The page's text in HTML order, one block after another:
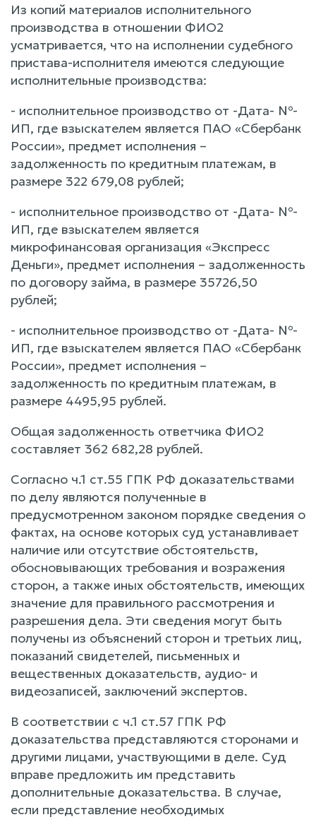
Из копий материалов исполнительного
производства в отношении ФИО2
усматривается, что на исполнении судебного
пристава-исполнителя имеются следующие
исполнительные производства:
- исполнительное производство от -Дата- №-
ИП, где взыскателем является ПАО «Сбербанк
России», предмет исполнения –
задолженность по кредитным платежам, в
размере 322 679,08 рублей;
- исполнительное производство от -Дата- №-
ИП, где взыскателем является
микрофинансовая организация «Экспресс
Деньги», предмет исполнения – задолженность
по договору займа, в размере 35726,50
рублей;
- исполнительное производство от -Дата- №-
ИП, где взыскателем является ПАО «Сбербанк
России», предмет исполнения –
задолженность по кредитным платежам, в
размере 4495,95 рублей.
Общая задолженность ответчика ФИО2
составляет 362 682,28 рублей.
Согласно ч.1 ст.55 ГПК РФ доказательствами
по делу являются полученные в
предусмотренном законом порядке сведения о
фактах, на основе которых суд устанавливает
наличие или отсутствие обстоятельств,
обосновывающих требования и возражения
сторон, а также иных обстоятельств, имеющих
значение для правильного рассмотрения и
разрешения дела. Эти сведения могут быть
получены из объяснений сторон и третьих лиц,
показаний свидетелей, письменных и
вещественных доказательств, аудио- и
видеозаписей, заключений экспертов.
В соответствии с ч.1 ст.57 ГПК РФ
доказательства представляются сторонами и
другими лицами, участвующими в деле. Суд
вправе предложить им представить
дополнительные доказательства. В случае,
если представление необходимых